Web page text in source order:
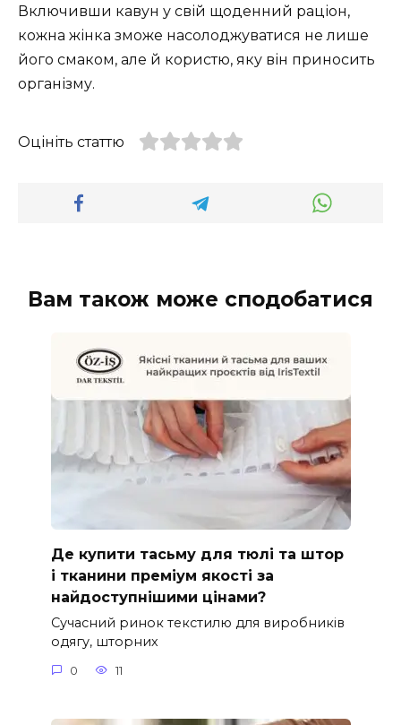
Включивши кавун у свій щоденний раціон,
кожна жінка зможе насолоджуватися не лише
його смаком, але й користю, яку він приносить
організму.
Оцініть статтю
Вам також може сподобатися
Де купити тасьму для тюлі та штор
і тканини преміум якості за
найдоступнішими цінами?
Сучасний ринок текстилю для виробників
одягу, шторних
0 11